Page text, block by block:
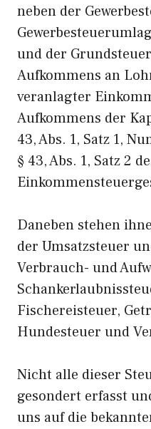
neben der
und der
Aufkommens an
veranlagter
Aufkommens der
43, Abs. 1, Satz 1,
§ 43, Abs. 1, Satz 2
Daneben stehen
der Umsatzsteuer
Verbrauch- und
Fischereisteuer,
Hundesteuer und
Nicht alle dieser
gesondert erfasst
uns auf die